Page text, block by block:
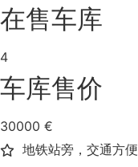
在售车库
4
车库售价
30000 €
地铁站旁，交通方便